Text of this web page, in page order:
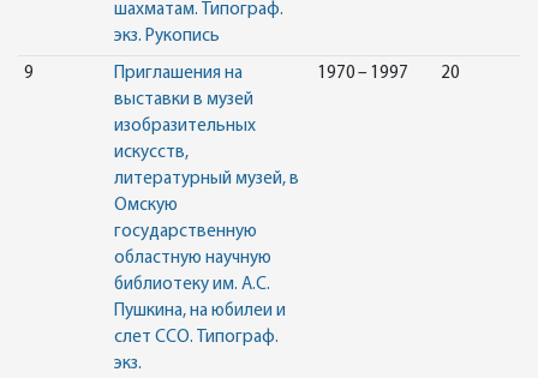
шахматам. Типограф.
экз. Рукопись
9
Приглашения на
выставки в музей
изобразительных
искусств,
литературный музей, в
Омскую
государственную
областную научную
библиотеку им. А.С.
Пушкина, на юбилеи и
слет ССО. Типограф.
экз.
1970 – 1997 20